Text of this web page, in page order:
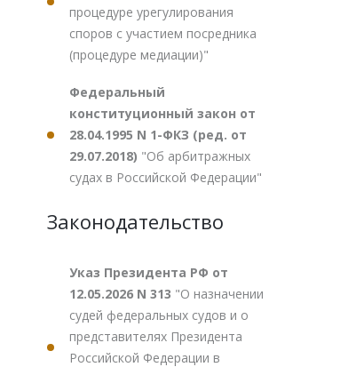
процедуре урегулирования
споров с участием посредника
(процедуре медиации)"
Федеральный
конституционный закон от
28.04.1995 N 1-ФКЗ (ред. от
29.07.2018) "Об арбитражных
судах в Российской Федерации"
Законодательство
Указ Президента РФ от
12.05.2026 N 313 "О назначении
судей федеральных судов и о
представителях Президента
Российской Федерации в